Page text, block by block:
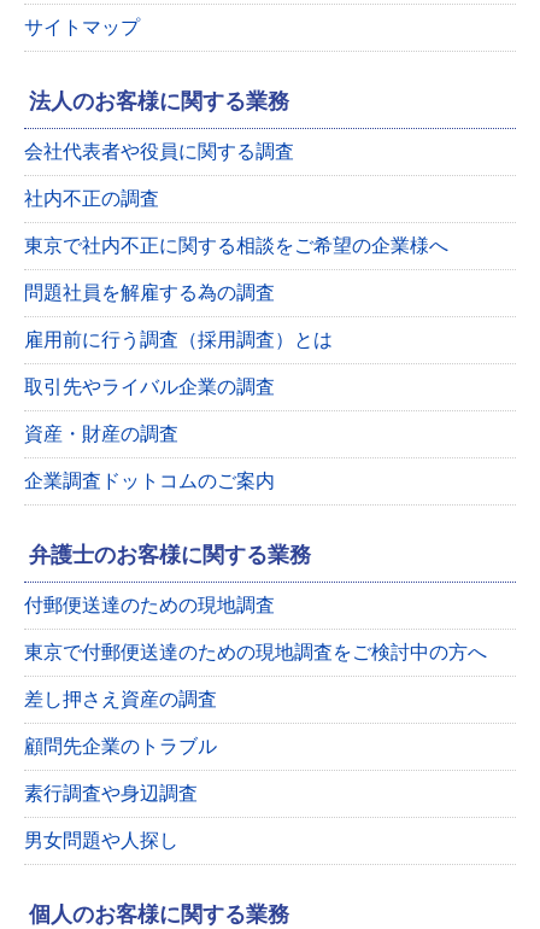
サイトマップ
法人のお客様に関する業務
会社代表者や役員に関する調査
社内不正の調査
東京で社内不正に関する相談をご希望の企業様へ
問題社員を解雇する為の調査
雇用前に行う調査（採用調査）とは
取引先やライバル企業の調査
資産・財産の調査
企業調査ドットコムのご案内
弁護士のお客様に関する業務
付郵便送達のための現地調査
東京で付郵便送達のための現地調査をご検討中の方へ
差し押さえ資産の調査
顧問先企業のトラブル
素行調査や身辺調査
男女問題や人探し
個人のお客様に関する業務